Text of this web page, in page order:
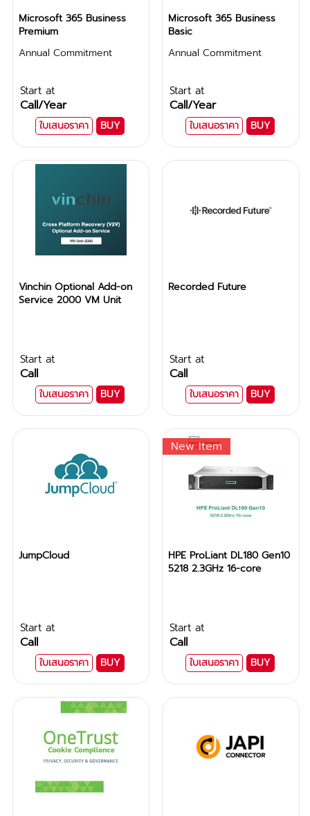
Microsoft 365 Business
Premium
Annual Commitment
Start at
Call/Year
ใบเสนอราคา BUY
Microsoft 365 Business
Basic
Annual Commitment
Start at
Call/Year
ใบเสนอราคา BUY
Vinchin Optional Add-on
Service 2000 VM Unit
Start at
Call
ใบเสนอราคา BUY
Recorded Future
Start at
Call
ใบเสนอราคา BUY
JumpCloud
Start at
Call
ใบเสนอราคา BUY
New Item
HPE ProLiant DL180 Gen10
5218 2.3GHz 16-core
Start at
Call
ใบเสนอราคา BUY